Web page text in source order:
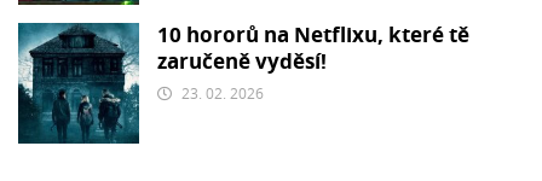
10 hororů na Netflixu, které tě
zaručeně vyděsí!
23. 02. 2026